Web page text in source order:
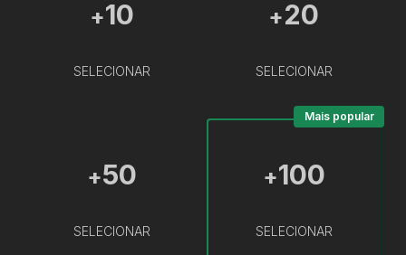
+10
SELECIONAR
+20
SELECIONAR
+50
SELECIONAR
+100
SELECIONAR
Mais popular